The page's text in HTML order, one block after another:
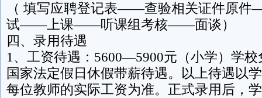
（ 填写应聘登记表——查验相关证件原
试——上课——听课组考核——面谈）
四、录用待遇
1、工资待遇：5600—5900元（小学）学
国家法定假日休假带薪待遇。以上待遇以
每位教师的实际工资为准。正式录用后，